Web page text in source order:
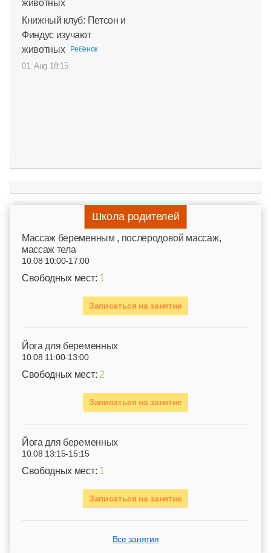
Книжный клуб: Петсон и
Финдус изучают
животных
Ребёнок
01. Aug 18:15
Школа родителей
Mассаж беременным , послеродовой массаж,
массаж тела
10.08 10:00-17:00
Свободных мест: 1
Записаться на занятие
Йога для беременных
10.08 11:00-13:00
Свободных мест: 2
Записаться на занятие
Йога для беременных
10.08 13:15-15:15
Свободных мест: 1
Записаться на занятие
Все занятия